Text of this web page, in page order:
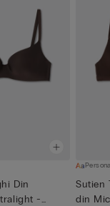
Din
-
Sutien
din